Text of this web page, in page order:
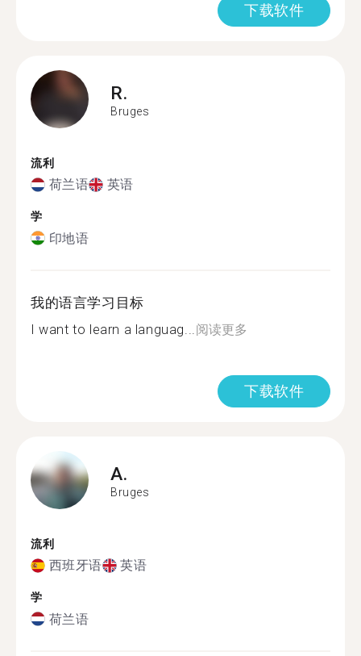
下载软件
R.
Bruges
流利
荷兰语 英语
学
印地语
我的语言学习目标
I want to learn a languag... 阅读更多
下载软件
A.
Bruges
流利
西班牙语 英语
学
荷兰语